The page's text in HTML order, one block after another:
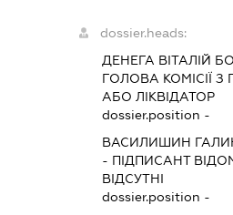
dossier.heads:
ДЕНЕГА ВІТАЛІЙ
ГОЛОВА КОМІСІЇ
АБО ЛІКВІДАТОР
dossier.position -
ВАСИЛИШИН
- ПІДПИСАНТ
ВІДСУТНІ
dossier.position -